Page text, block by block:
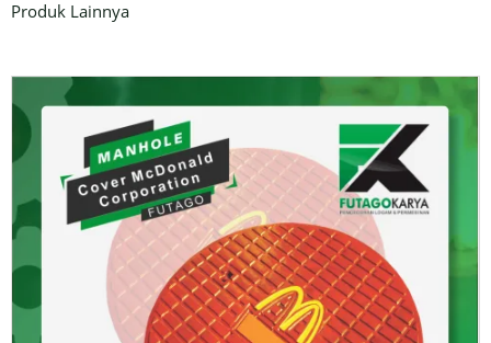
Produk Lainnya